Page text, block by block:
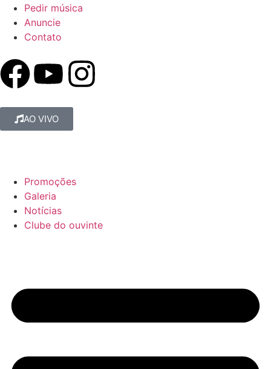
Pedir música
Anuncie
Contato
AO VIVO
Promoções
Galeria
Notícias
Clube do ouvinte